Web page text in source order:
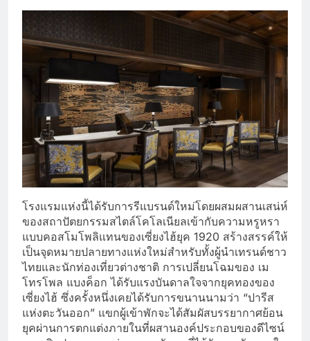
โรงแรมแห่งนี้ได้รับการรีแบรนด์ใหม่โดยผสมผสานเสน่ห์
ของสถาปัตยกรรมสไตล์โคโลเนียลเข้ากับความหรูหรา
แบบคอสโมโพลิแทนของเซี่ยงไฮ้ยุค 1920 สร้างสรรค์ให้
เป็นจุดหมายปลายทางแห่งใหม่สำหรับทั้งผู้นำเทรนด์ชาว
ไทยและนักท่องเที่ยวต่างชาติ การเปลี่ยนโฉมของ เม
โทรโพล แบงค็อก ได้รับแรงบันดาลใจจากยุคทองของ
เซี่ยงไฮ้ ซึ่งครั้งหนึ่งเคยได้รับการขนานนามว่า “ปารีส
แห่งตะวันออก” แขกผู้เข้าพักจะได้สัมผัสบรรยากาศย้อน
ยุคผ่านการตกแต่งภายในที่ผสานองค์ประกอบของดีไซน์